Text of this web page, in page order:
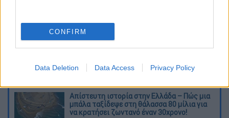
CONFIRM
Data Deletion Data Access Privacy Policy
Διαβάστε ακόμη
γνώση, τη φύση και την τεχνολογία
Απίστευτη ιστορία στην Ελλάδα – Πώς μια
μπάλα ταξίδεψε στη θάλασσα 80 μίλια για
να κρατήσει ζωντανό έναν 30χρονο!